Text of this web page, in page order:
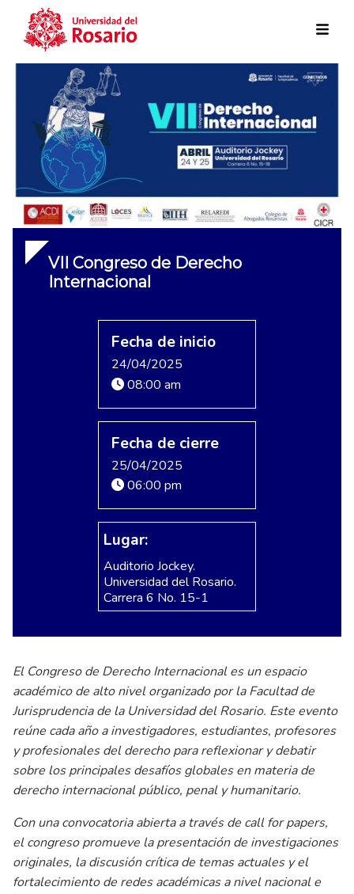
Skip to main content
VII Congreso de Derecho
Internacional
Fecha de inicio
24/04/2025
08:00 am
Fecha de cierre
25/04/2025
06:00 pm
Lugar:
Auditorio Jockey.
Universidad del Rosario.
Carrera 6 No. 15-1
El Congreso de Derecho Internacional es un espacio
académico de alto nivel organizado por la Facultad de
Jurisprudencia de la Universidad del Rosario. Este evento
reúne cada año a investigadores, estudiantes, profesores
y profesionales del derecho para reflexionar y debatir
sobre los principales desafíos globales en materia de
derecho internacional público, penal y humanitario.
Con una convocatoria abierta a través de call for papers,
el congreso promueve la presentación de investigaciones
originales, la discusión crítica de temas actuales y el
fortalecimiento de redes académicas a nivel nacional e